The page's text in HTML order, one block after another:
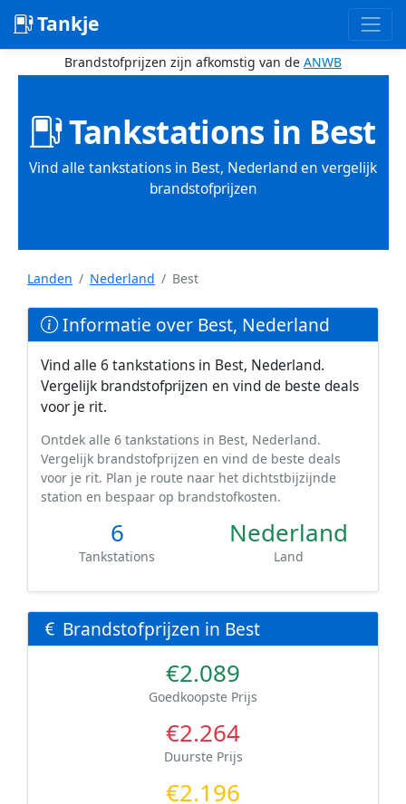
Tankje
Brandstofprijzen zijn afkomstig van de ANWB
Tankstations in Best
Vind alle tankstations in Best, Nederland en vergelijk
brandstofprijzen
Landen Nederland Best
Informatie over Best, Nederland
Vind alle 6 tankstations in Best, Nederland.
Vergelijk brandstofprijzen en vind de beste deals
voor je rit.
Ontdek alle 6 tankstations in Best, Nederland.
Vergelijk brandstofprijzen en vind de beste deals
voor je rit. Plan je route naar het dichtstbijzijnde
station en bespaar op brandstofkosten.
6
Tankstations
Nederland
Land
Brandstofprijzen in Best
€2.089
Goedkoopste Prijs
€2.264
Duurste Prijs
€2.196